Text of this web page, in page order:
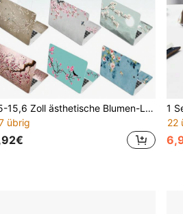
15-15,6 Zoll ästhetische Blumen-Laptop-Haut, mehrere orientalische Magnolien- & Mondmuster, wasserdichter abnehmbarer Vinyl-Aufkleber, keine Rückstände
übrig
22